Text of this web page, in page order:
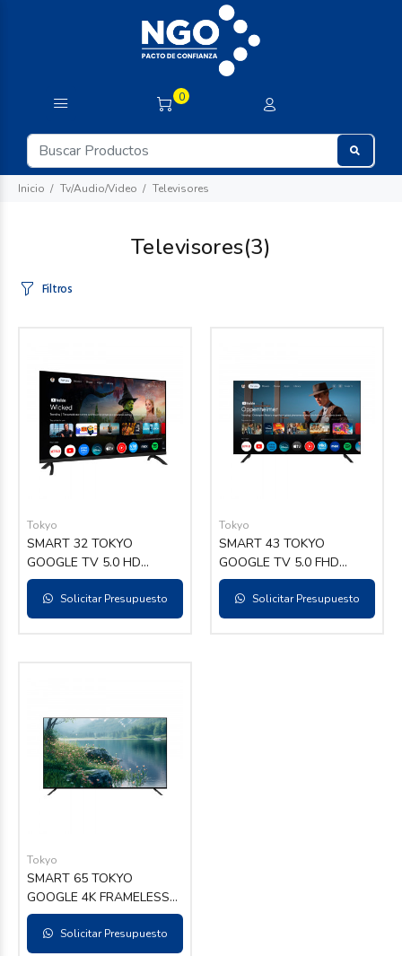
0
Inicio Tv/Audio/Video Televisores
Televisores(3)
Filtros
Tokyo
SMART 32 TOKYO
GOOGLE TV 5.0 HD
FRAMELESS C/
CHROMECAST INCLUIDO
Solicitar Presupuesto
Tokyo
SMART 43 TOKYO
GOOGLE TV 5.0 FHD
FRAMELESS C/
CHROMECAST INCLUIDO
Solicitar Presupuesto
Tokyo
SMART 65 TOKYO
GOOGLE 4K FRAMELESS
CHROMECAST INCLUIDO
in QLEDSolicitar Presupuesto